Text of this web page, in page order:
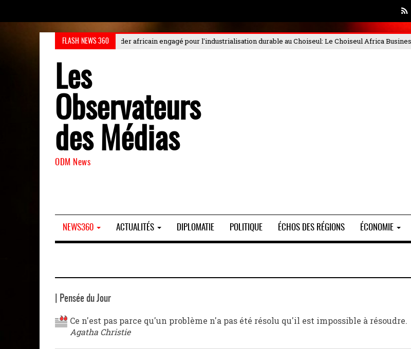
FLASH NEWS 360
africain engagé pour l'industrialisation durable au Choiseul: Le Choiseul Africa Business Forum 2025, qui s'est déroulé les 4 et
Les
Observateurs
des Médias
ODM News
NEWS360 ACTUALITÉS DIPLOMATIE POLITIQUE ÉCHOS DES RÉGIONS ÉCONOMIE
| Pensée du Jour
Ce n'est pas parce qu'un problème n'a pas été résolu qu'il est impossible à résoudre.
Agatha Christie